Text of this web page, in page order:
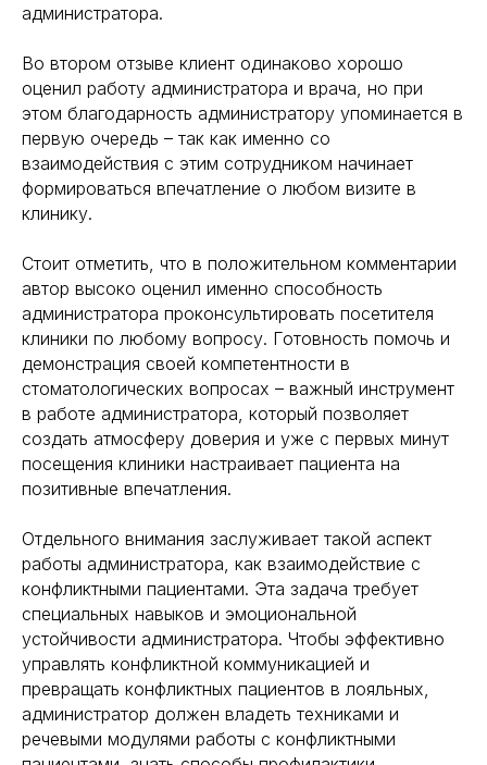
администратора.
Во втором отзыве клиент одинаково хорошо
оценил работу администратора и врача, но при
этом благодарность администратору упоминается в
первую очередь – так как именно со
взаимодействия с этим сотрудником начинает
формироваться впечатление о любом визите в
клинику.
Стоит отметить, что в положительном комментарии
автор высоко оценил именно способность
администратора проконсультировать посетителя
клиники по любому вопросу. Готовность помочь и
демонстрация своей компетентности в
стоматологических вопросах – важный инструмент
в работе администратора, который позволяет
создать атмосферу доверия и уже с первых минут
посещения клиники настраивает пациента на
позитивные впечатления.
Отдельного внимания заслуживает такой аспект
работы администратора, как взаимодействие с
конфликтными пациентами. Эта задача требует
специальных навыков и эмоциональной
устойчивости администратора. Чтобы эффективно
управлять конфликтной коммуникацией и
превращать конфликтных пациентов в лояльных,
администратор должен владеть техниками и
речевыми модулями работы с конфликтными